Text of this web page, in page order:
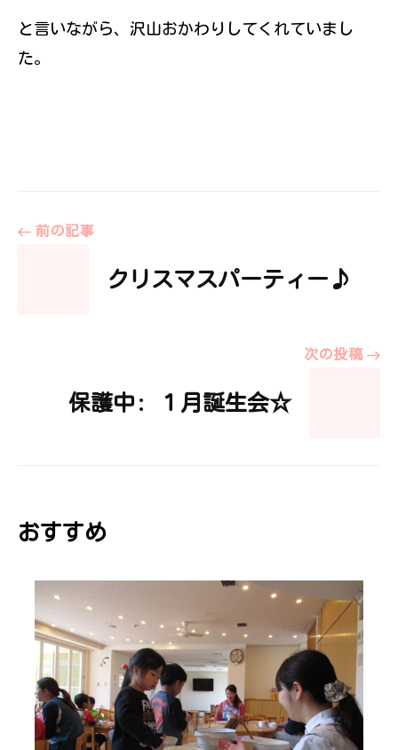
と言いながら、沢山おかわりしてくれていまし
た。
投
ゲ
ー
シ
ョ
ン
前の記事
クリスマスパーティー♪
次の投稿
保護中: １月誕生会☆
おすすめ